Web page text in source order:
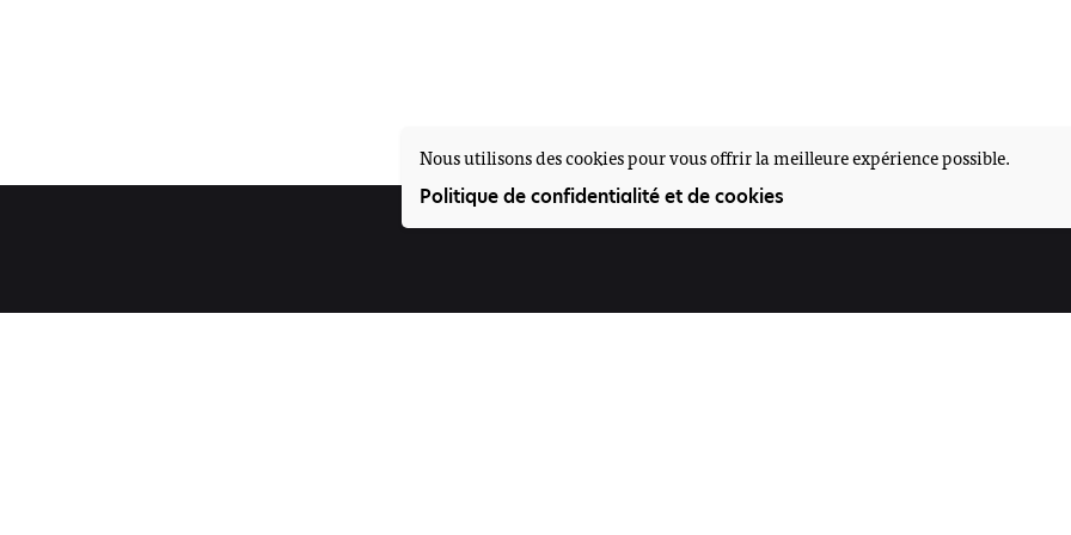
Nous utilisons des cookies pour vous offrir la meilleure expérience possible.
Politique de confidentialité et de cookies